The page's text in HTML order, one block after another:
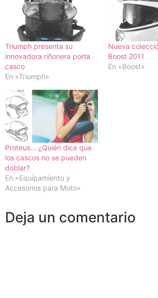
Triumph presenta su
innovadora riñonera porta
casco
En «Triumph»
Nueva
Boost 2011
En «Boost»
Proteus… ¿Quién dice que
los cascos no se pueden
doblar?
En «Equipamiento y
Accesorios para Moto»
Deja un comentario